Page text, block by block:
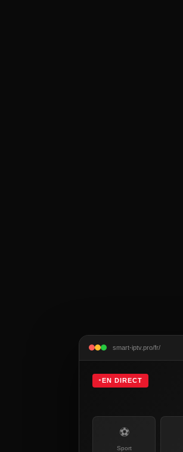
smart-iptv.pro/fr/
EN DIRECT
⚽
Sport